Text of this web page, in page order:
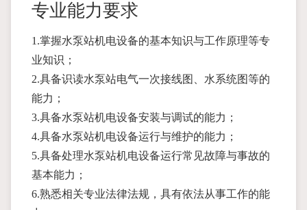
专业能力要求
1.掌握水泵站机电设备的基本知识与工作原理等专
业知识；
2.具备识读水泵站电气一次接线图、水系统图等的
能力；
3.具备水泵站机电设备安装与调试的能力；
4.具备水泵站机电设备运行与维护的能力；
5.具备处理水泵站机电设备运行常见故障与事故的
基本能力；
6.熟悉相关专业法律法规，具有依法从事工作的能